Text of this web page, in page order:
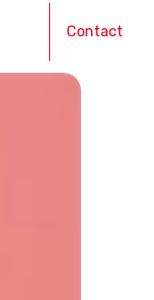
Contact